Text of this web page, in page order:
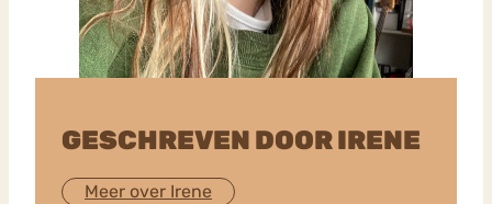
GESCHREVEN DOOR IRENE
Meer over Irene